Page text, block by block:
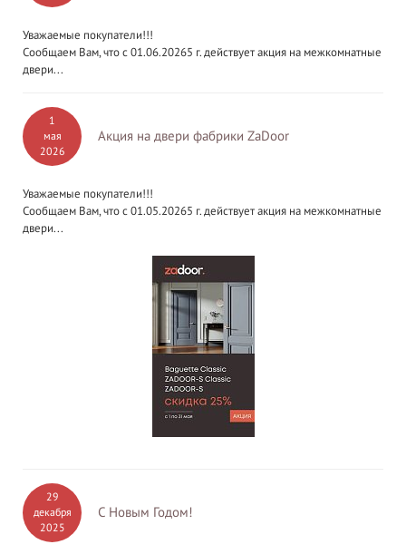
Уважаемые покупатели!!!
Сообщаем Вам, что с 01.06.20265 г. действует акция на межкомнатные
двери...
1
мая
2026
Акция на двери фабрики ZaDoor
Уважаемые покупатели!!!
Сообщаем Вам, что с 01.05.20265 г. действует акция на межкомнатные
двери...
29
декабря
2025
С Новым Годом!